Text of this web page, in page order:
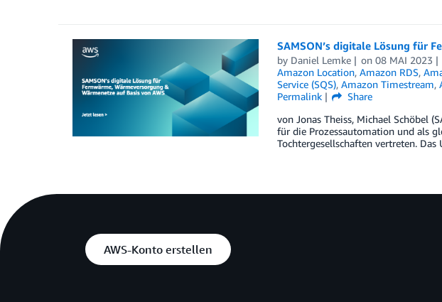
SAMSON’s digitale Lösung für
by Daniel Lemke on08 MAI 2023
Amazon Location, Amazon RDS,
Service (SQS), Amazon Timestream,
Permalink
Share
von Jonas Theiss, Michael Schöbel
für die Prozessautomation und als
Tochtergesellschaften vertreten.
AWS-Konto erstellen